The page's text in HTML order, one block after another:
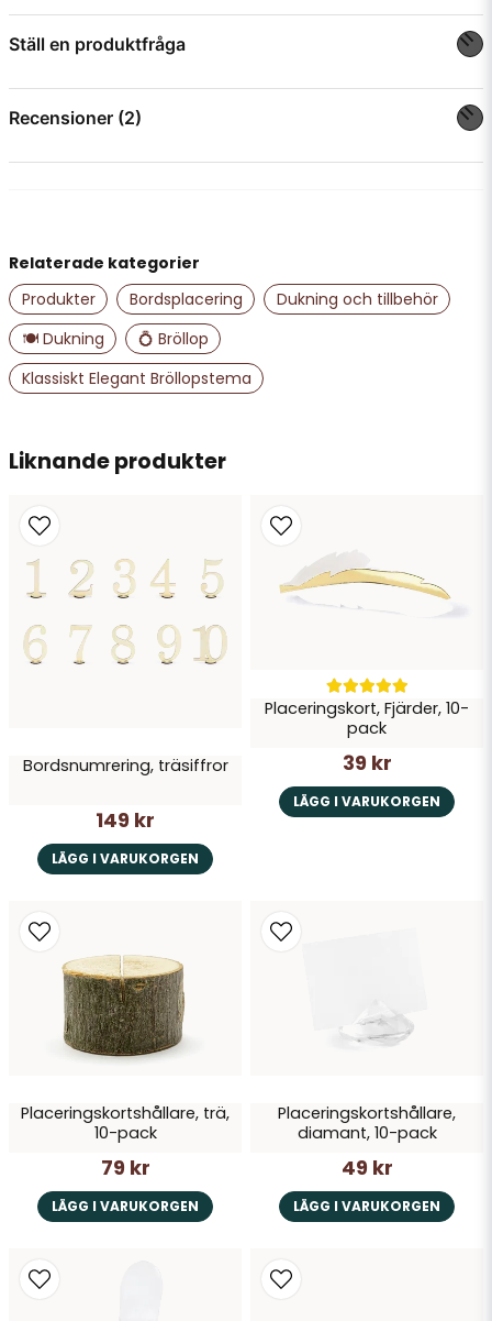
Ställ en produktfråga
Fråga oss något om denna produkten...
email
Mejladress
Skicka fråga
Recensioner (2)
för 1 år sedan
Liknande produkter
Bordsnumrering, träsiffror
149 kr
LÄGG I VARUKORGEN
Placeringskort, Fjärder, 10-
pack
39 kr
LÄGG I VARUKORGEN
Placeringskortshållare, trä,
10-pack
79 kr
LÄGG I VARUKORGEN
Placeringskortshållare,
diamant, 10-pack
49 kr
LÄGG I VARUKORGEN
Relaterade kategorier
Produkter
Bordsplacering
Dukning och tillbehör
🍽️ Dukning
💍 Bröllop
Klassiskt Elegant Bröllopstema